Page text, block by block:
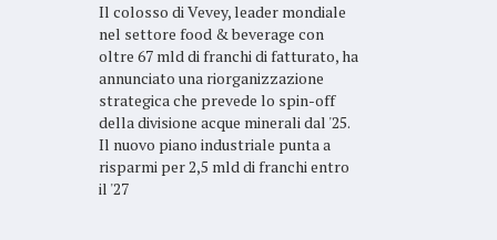
Il colosso di Vevey, leader mondiale
nel settore food & beverage con
oltre 67 mld di franchi di fatturato, ha
annunciato una riorganizzazione
strategica che prevede lo spin-off
della divisione acque minerali dal '25.
Il nuovo piano industriale punta a
risparmi per 2,5 mld di franchi entro
il '27